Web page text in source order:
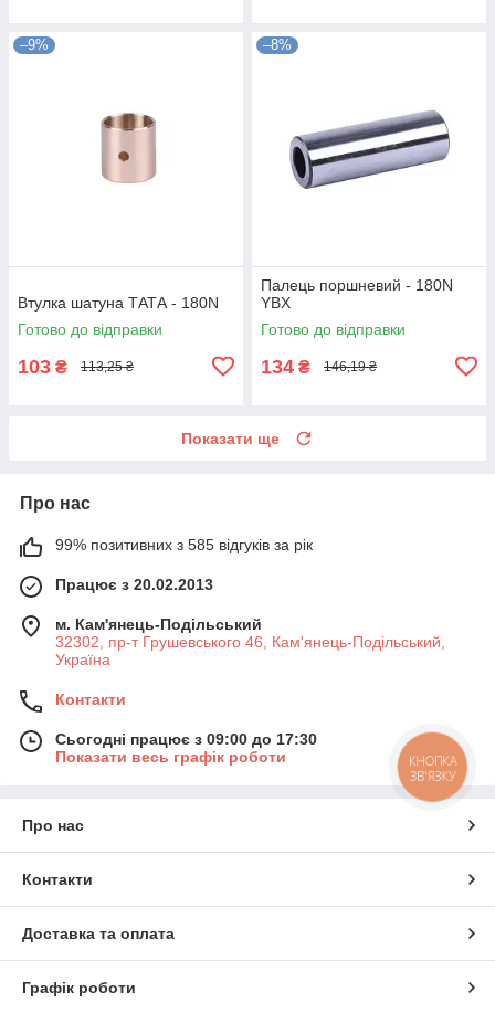
–9%
Втулка шатуна ТАТА - 180N
Готово до відправки
103 ₴ 113,25 ₴
–8%
Палець поршневий - 180N
YBX
Готово до відправки
134 ₴ 146,19 ₴
Показати ще
Про нас
99% позитивних з 585 відгуків за рік
Працює з 20.02.2013
м. Кам'янець-Подільський
32302, пр-т Грушевського 46, Кам'янець-Подільський,
Україна
Контакти
Сьогодні працює з 09:00 до 17:30
Показати весь графік роботи
Про нас
Контакти
Доставка та оплата
Графік роботи
КНОПКА
ЗВ'ЯЗКУ